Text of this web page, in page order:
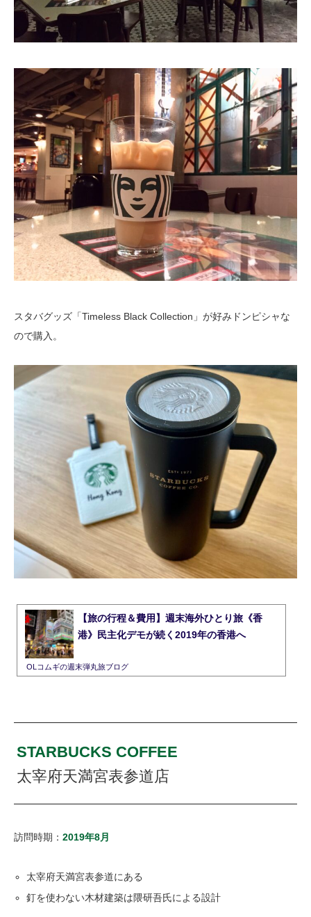
スタバグッズ「Timeless Black Collection」が好みドンピシャな
ので購入。
【旅の行程＆費用】週末海外ひとり旅《香
港》民主化デモが続く2019年の香港へ
OLコムギの週末弾丸旅ブログ
STARBUCKS COFFEE
太宰府天満宮表参道店
訪問時期： 2019年8月
太宰府天満宮表参道にある
釘を使わない木材建築は隈研吾氏による設計